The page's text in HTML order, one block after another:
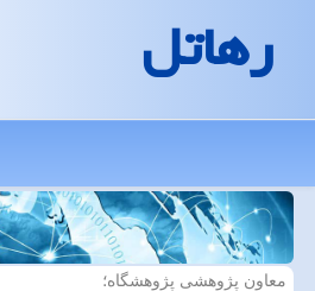
رهاتل
معاون پژوهشی پژوهشگاه؛